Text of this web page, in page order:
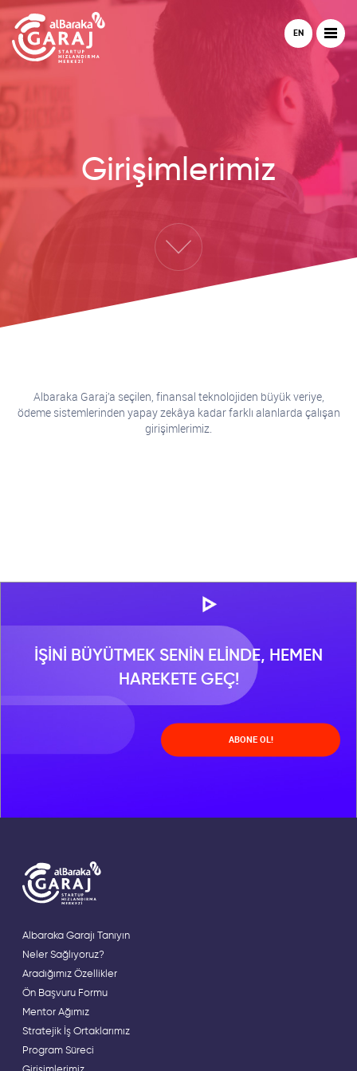
EN
Girişimlerimiz
Albaraka Garaj’a seçilen, finansal teknolojiden büyük veriye,
ödeme sistemlerinden yapay zekâya kadar farklı alanlarda çalışan
girişimlerimiz.
İŞİNİ BÜYÜTMEK SENİN ELİNDE, HEMEN
HAREKETE GEÇ!
ABONE OL!
Albaraka Garajı Tanıyın
Neler Sağlıyoruz?
Aradığımız Özellikler
Ön Başvuru Formu
Mentor Ağımız
Stratejik İş Ortaklarımız
Program Süreci